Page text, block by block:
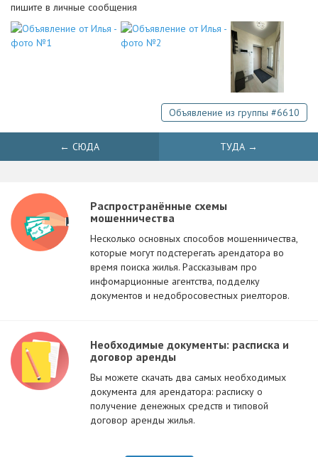
пишите в личные сообщения
Объявление из группы #6610
← СЮДА ТУДА →
Распространённые схемы
мошенничества
Несколько основных способов мошенничества,
которые могут подстерегать арендатора во
время поиска жилья. Рассказывам про
инфомарционные агентства, подделку
документов и недобросовестных риелторов.
Необходимые документы: расписка и
договор аренды
Вы можете скачать два самых необходимых
документа для арендатора: расписку о
получение денежных средств и типовой
договор аренды жилья.